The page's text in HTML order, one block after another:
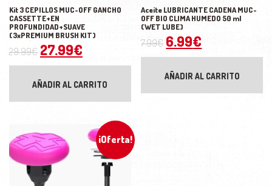
Kit 3 CEPILLOS MUC-OFF GANCHO
CASSETTE+EN
PROFUNDIDAD+SUAVE
(3xPREMIUM BRUSH KIT)
29.99€ El precio original era: 29.99€.
27.99€ El precio actual es: 27.99€.
AÑADIR AL CARRITO
Aceite LUBRICANTE CADENA MUC-
OFF BIO CLIMA HUMEDO 50 ml
(WET LUBE)
7.99€ El precio original
6.99€
AÑADIR AL CARRITO
¡Oferta!